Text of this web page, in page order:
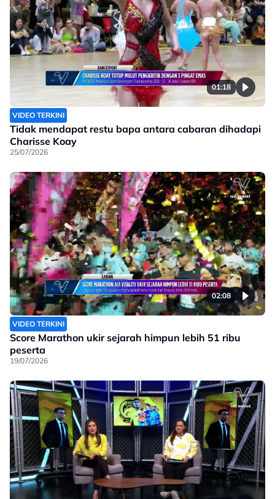
01:18
VIDEO TERKINI
Tidak mendapat restu bapa antara cabaran dihadapi
Charisse Koay
25/07/2026
02:08
VIDEO TERKINI
Score Marathon ukir sejarah himpun lebih 51 ribu
peserta
19/07/2026